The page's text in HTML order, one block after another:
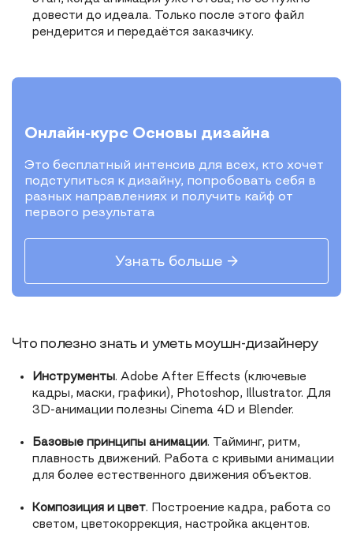
довести до идеала. Только после этого файл
рендерится и передаётся заказчику.
Онлайн-курс Основы дизайна
Это бесплатный интенсив для всех, кто хочет
подступиться к дизайну, попробовать себя в
разных направлениях и получить кайф от
первого результата
Узнать больше →
Что полезно знать и уметь моушн-дизайнеру
Инструменты. Adobe After Effects (ключевые
кадры, маски, графики), Photoshop, Illustrator. Для
3D-анимации полезны Cinema 4D и Blender.
Базовые принципы анимации. Тайминг, ритм,
плавность движений. Работа с кривыми анимации
для более естественного движения объектов.
Композиция и цвет. Построение кадра, работа со
светом, цветокоррекция, настройка акцентов.